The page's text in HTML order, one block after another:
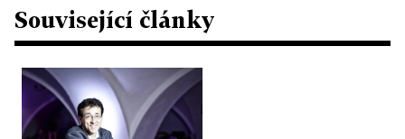
Související články